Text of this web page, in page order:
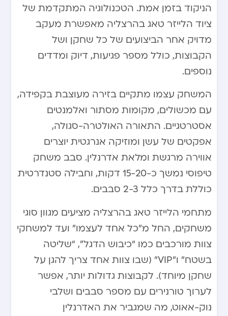
הניקוד בזמן אמת. הטכנולוגיה המתקדמת של
ציוד הלייזר טאג בהרצליה מאפשרת מעקב
מדויק אחר הביצועים של כל שחקן ושל
הקבוצות, כולל מספר פגיעות, דיוק ומדדים
נוספים.
המשחק עצמו מתקיים בזירה מעוצבת בקפידה,
עם מכשולים, מקומות מסתור ואלמנטים
אסטרטגיים. התאורה האולטרה-סגולה,
אפקטים של עשן ומוזיקה אנרגטית יוצרים
אווירה מרגשת ומלאת אדרנלין. סבב משחק
טיפוסי נמשך כ-15-20 דקות, וחבילה סטנדרטית
כוללת בדרך כלל 2-3 סבבים.
מתחמי הלייזר טאג בהרצליה מציעים מגוון סוגי
משחקים, החל מ”כל אחד לעצמו” ועד למשחקי
צוות מורכבים כמו “כיבוש הדגל”, “שליטה
בשטח” ו”VIP” (שבו צוות אחד צריך להגן על
שחקן מיוחד). לקבוצות גדולות יותר, אפשר
לערוך טורנירים עם מספר סבבים ושלבי
נוק-אאוט, מה שמגביר את האדרנלין